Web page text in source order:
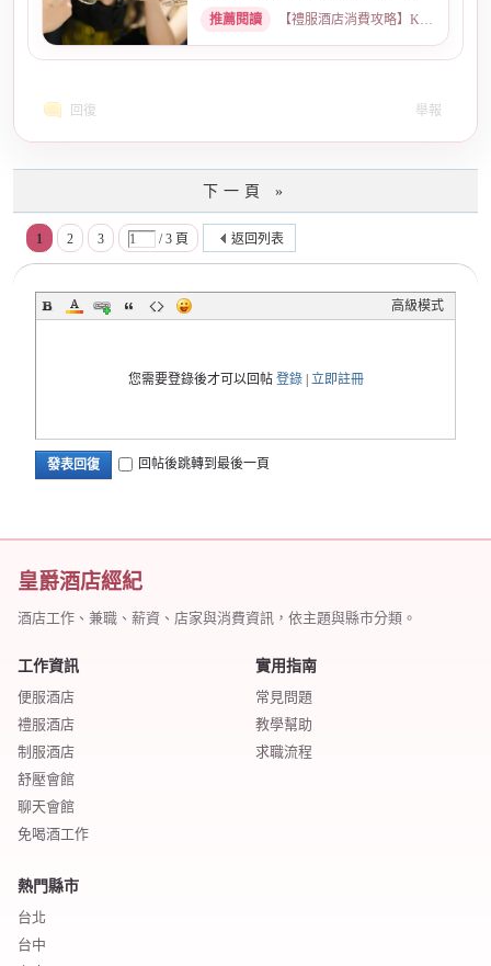
服店，從氣氛、小姐素質、消...
推薦閱讀 【禮服酒店消費攻略】KTV喝酒娛樂、價格試算 · 2026-05-08
回復 舉報
下一頁 »
1 2 3 / 3 頁 返回列表
高級模式
您需要登錄後才可以回帖 登錄| 立即註冊
發表回復 回帖後跳轉到最後一頁
皇爵酒店經紀
酒店工作、兼職、薪資、店家與消費資訊，依主題與縣市分類。
工作資訊
便服酒店
禮服酒店
制服酒店
舒壓會館
聊天會館
免喝酒工作
實用指南
常見問題
教學幫助
求職流程
熱門縣市
台北
台中